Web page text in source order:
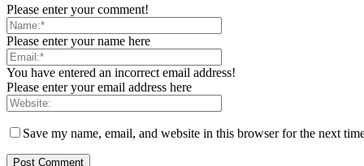
Please enter your comment!
Please enter your name here
You have entered an incorrect email address!
Please enter your email address here
Save my name, email, and website in this browser for the next